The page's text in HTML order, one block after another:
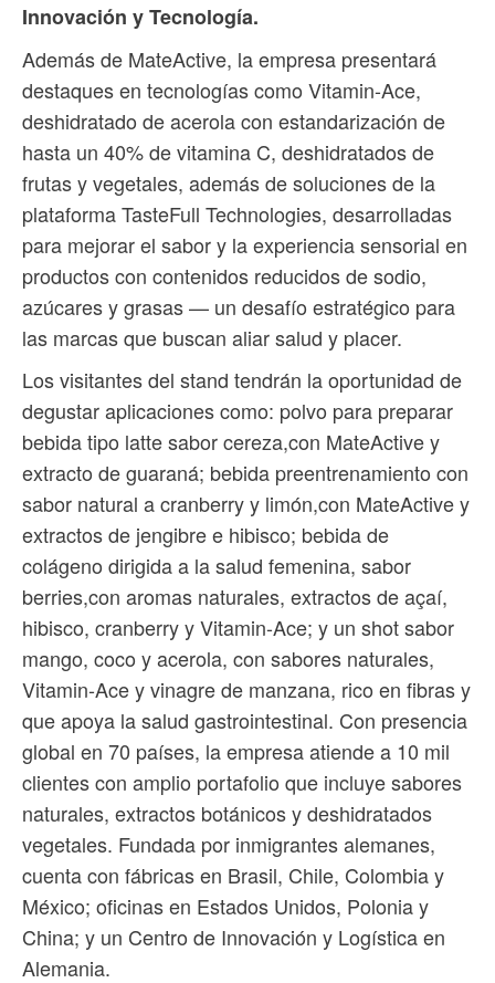
Innovación y Tecnología.
Además de MateActive, la empresa presentará
destaques en tecnologías como Vitamin-Ace,
deshidratado de acerola con estandarización de
hasta un 40% de vitamina C, deshidratados de
frutas y vegetales, además de soluciones de la
plataforma TasteFull Technologies, desarrolladas
para mejorar el sabor y la experiencia sensorial en
productos con contenidos reducidos de sodio,
azúcares y grasas — un desafío estratégico para
las marcas que buscan aliar salud y placer.
Los visitantes del stand tendrán la oportunidad de
degustar aplicaciones como: polvo para preparar
bebida tipo latte sabor cereza,con MateActive y
extracto de guaraná; bebida preentrenamiento con
sabor natural a cranberry y limón,con MateActive y
extractos de jengibre e hibisco; bebida de
colágeno dirigida a la salud femenina, sabor
berries,con aromas naturales, extractos de açaí,
hibisco, cranberry y Vitamin-Ace; y un shot sabor
mango, coco y acerola, con sabores naturales,
Vitamin-Ace y vinagre de manzana, rico en fibras y
que apoya la salud gastrointestinal. Con presencia
global en 70 países, la empresa atiende a 10 mil
clientes con amplio portafolio que incluye sabores
naturales, extractos botánicos y deshidratados
vegetales. Fundada por inmigrantes alemanes,
cuenta con fábricas en Brasil, Chile, Colombia y
México; oficinas en Estados Unidos, Polonia y
China; y un Centro de Innovación y Logística en
Alemania.